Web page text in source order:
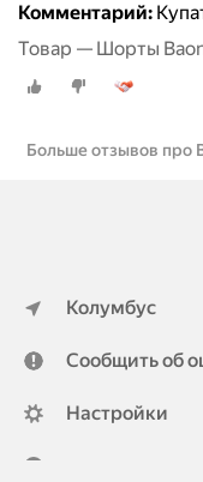
Комментарий:
Товар — Шорты
Больше отзывов про
Колумбус
Сообщить об
Настройки